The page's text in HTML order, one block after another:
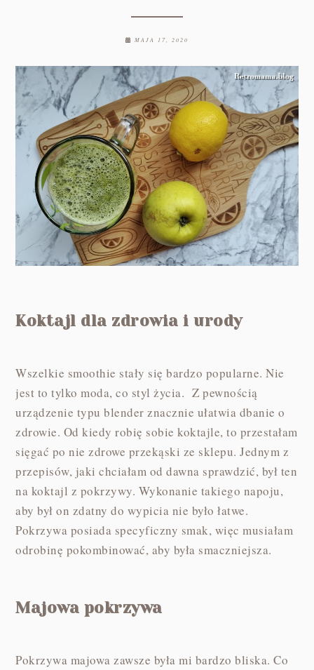
MAJA 17, 2020
Koktajl dla zdrowia i urody
Wszelkie smoothie stały się bardzo popularne. Nie
jest to tylko moda, co styl życia. Z pewnością
urządzenie typu blender znacznie ułatwia dbanie o
zdrowie. Od kiedy robię sobie koktajle, to przestałam
sięgać po nie zdrowe przekąski ze sklepu. Jednym z
przepisów, jaki chciałam od dawna sprawdzić, był ten
na koktajl z pokrzywy. Wykonanie takiego napoju,
aby był on zdatny do wypicia nie było łatwe.
Pokrzywa posiada specyficzny smak, więc musiałam
odrobinę pokombinować, aby była smaczniejsza.
Majowa pokrzywa
Pokrzywa majowa zawsze była mi bardzo bliska. Co